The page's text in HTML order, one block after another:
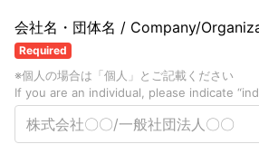
会社名・団体名 / Company/
Required
※個人の場合は「個人」とご記載ください
If you are an individual, please indicate